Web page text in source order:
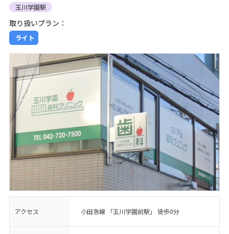
玉川学園駅
取り扱いプラン：
ライト
アクセス 小田急線 「玉川学園前駅」 徒歩0分